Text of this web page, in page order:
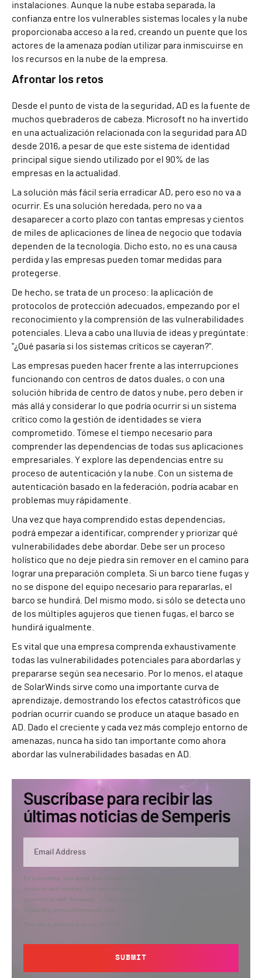
instalaciones. Aunque la nube estaba separada, la
confianza entre los vulnerables sistemas locales y la nube
proporcionaba acceso a la red, creando un puente que los
actores de la amenaza podían utilizar para inmiscuirse en
los recursos en la nube de la empresa.
Afrontar los retos
Desde el punto de vista de la seguridad, AD es la fuente de
muchos quebraderos de cabeza. Microsoft no ha invertido
en una actualización relacionada con la seguridad para AD
desde 2016, a pesar de que este sistema de identidad
principal sigue siendo utilizado por el 90% de las
empresas en la actualidad.
La solución más fácil sería erradicar AD, pero eso no va a
ocurrir. Es una solución heredada, pero no va a
desaparecer a corto plazo con tantas empresas y cientos
de miles de aplicaciones de línea de negocio que todavía
dependen de la tecnología. Dicho esto, no es una causa
perdida y las empresas pueden tomar medidas para
protegerse.
De hecho, se trata de un proceso: la aplicación de
protocolos de protección adecuados, empezando por el
reconocimiento y la comprensión de las vulnerabilidades
potenciales. Lleva a cabo una lluvia de ideas y pregúntate:
"¿Qué pasaría si los sistemas críticos se cayeran?".
Las empresas pueden hacer frente a las interrupciones
funcionando con centros de datos duales, o con una
solución híbrida de centro de datos y nube, pero deben ir
más allá y considerar lo que podría ocurrir si un sistema
crítico como la gestión de identidades se viera
comprometido. Tómese el tiempo necesario para
comprender las dependencias de todas sus aplicaciones
empresariales. Y explore las dependencias entre su
proceso de autenticación y la nube. Con un sistema de
autenticación basado en la federación, podría acabar en
problemas muy rápidamente.
Una vez que haya comprendido estas dependencias,
podrá empezar a identificar, comprender y priorizar qué
vulnerabilidades debe abordar. Debe ser un proceso
holístico que no deje piedra sin remover en el camino para
lograr una preparación completa. Si un barco tiene fugas y
no se dispone del equipo necesario para repararlas, el
barco se hundirá. Del mismo modo, si sólo se detecta uno
de los múltiples agujeros que tienen fugas, el barco se
hundirá igualmente.
Es vital que una empresa comprenda exhaustivamente
todas las vulnerabilidades potenciales para abordarlas y
prepararse según sea necesario. Por lo menos, el ataque
de SolarWinds sirve como una importante curva de
aprendizaje, demostrando los efectos catastróficos que
podrían ocurrir cuando se produce un ataque basado en
AD. Dado el creciente y cada vez más complejo entorno de
amenazas, nunca ha sido tan importante como ahora
abordar las vulnerabilidades basadas en AD.
Suscríbase para recibir las
últimas noticias de Semperis
By submitting, you agree that Semperis may send you information regarding its
products and services, and use and process your personal information in
accordance with Semperis’
contacting privacy@semperis.com.
This site is protected by reCAPTCHA.
SUBMIT